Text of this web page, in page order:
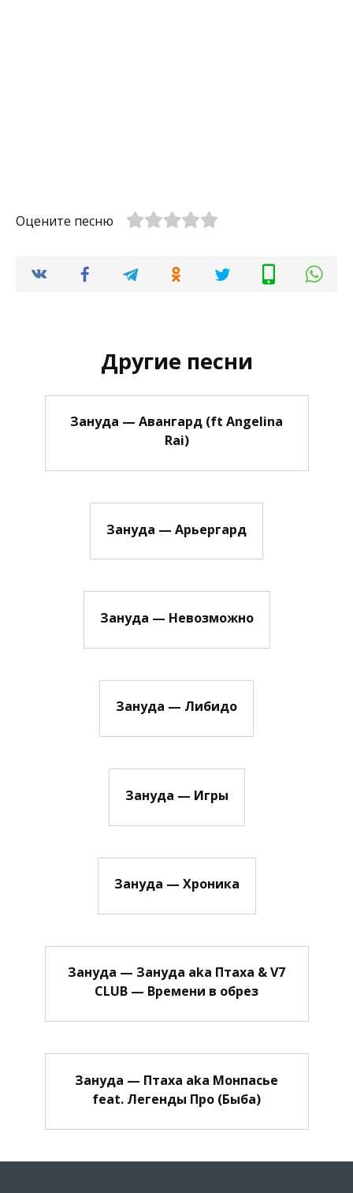
Оцените песню
Другие песни
Зануда — Авангард (ft Angelina
Rai)
Зануда — Арьергард
Зануда — Невозможно
Зануда — Либидо
Зануда — Игры
Зануда — Хроника
Зануда — Зануда aka Птаха & V7
CLUB — Времени в обрез
Зануда — Птаха aka Монпасье
feat. Легенды Про (Быба)